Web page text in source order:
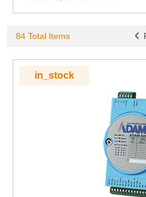
內置網路伺服器
用於恢復系統的看門狗定時器
84 Total Items
in_stock